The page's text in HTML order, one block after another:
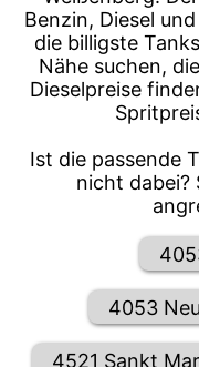
Benzin, Diesel
die billigste
Nähe suchen,
Dieselpreise
Ist die passende
nicht dabei?
4053
4521 Sankt